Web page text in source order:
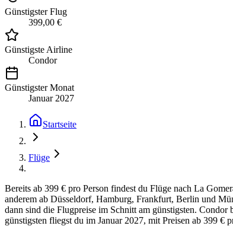
Günstigster Flug
399,00 €
Günstigste Airline
Condor
Günstigster Monat
Januar 2027
Startseite
Flüge
Bereits ab 399 € pro Person findest du Flüge nach La
anderem ab Düsseldorf, Hamburg, Frankfurt, Berlin und
dann sind die Flugpreise im Schnitt am günstigsten.
günstigsten fliegst du im Januar 2027, mit Preisen ab 399 €